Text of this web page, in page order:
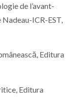
de l’avant-
ICR-EST,
Editura
Editura